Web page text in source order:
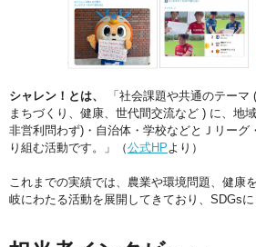
シャレン！とは、
「社会課題や共通のテーマ
まちづくり、健康、世代間交流など ) に、地
非営利問わず)・自治体・学校などとＪリーグ
り組む活動です。」（公式HP より）
これまでの実績では、農業や環境問題、健康
岐にわたる活動を展開してきており、SDGsに